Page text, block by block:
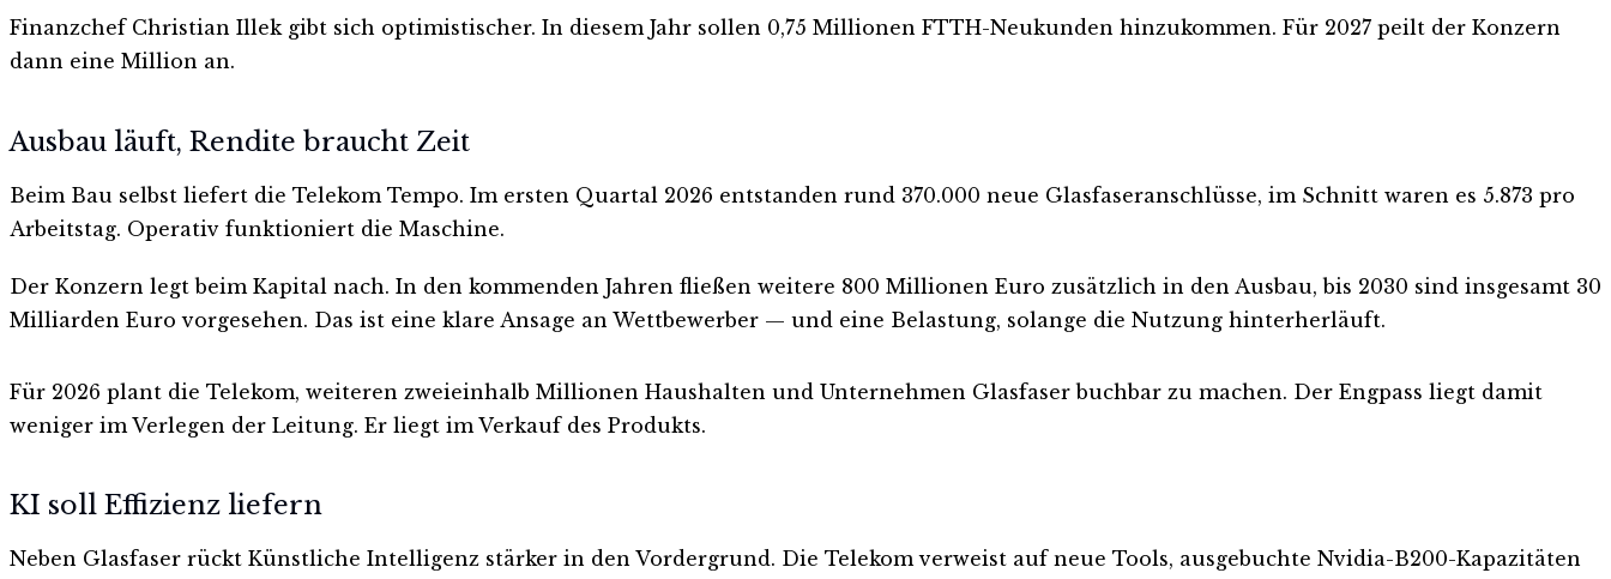
Finanzchef Christian Illek gibt sich optimistischer. In diesem Jahr sollen 0,75 Millionen FTTH-Neukunden hinzukommen. Für 2027 peilt der Konzern
dann eine Million an.
Ausbau läuft, Rendite braucht Zeit
Beim Bau selbst liefert die Telekom Tempo. Im ersten Quartal 2026 entstanden rund 370.000 neue Glasfaseranschlüsse, im Schnitt waren es 5.873 pro
Arbeitstag. Operativ funktioniert die Maschine.
Der Konzern legt beim Kapital nach. In den kommenden Jahren fließen weitere 800 Millionen Euro zusätzlich in den Ausbau, bis 2030 sind insgesamt 30
Milliarden Euro vorgesehen. Das ist eine klare Ansage an Wettbewerber — und eine Belastung, solange die Nutzung hinterherläuft.
Für 2026 plant die Telekom, weiteren zweieinhalb Millionen Haushalten und Unternehmen Glasfaser buchbar zu machen. Der Engpass liegt damit
weniger im Verlegen der Leitung. Er liegt im Verkauf des Produkts.
KI soll Effizienz liefern
Neben Glasfaser rückt Künstliche Intelligenz stärker in den Vordergrund. Die Telekom verweist auf neue Tools, ausgebuchte Nvidia-B200-Kapazitäten